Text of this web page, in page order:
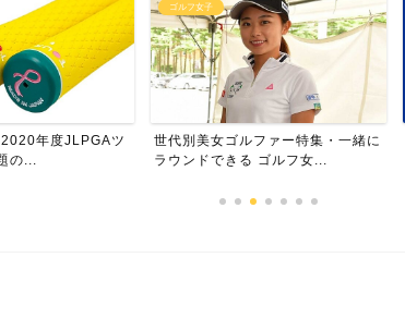
2020年度JLPGAツ
の...
ゴルフ女子
世代別美女ゴルファー特集・一緒に
ラウンドできる ゴルフ女...